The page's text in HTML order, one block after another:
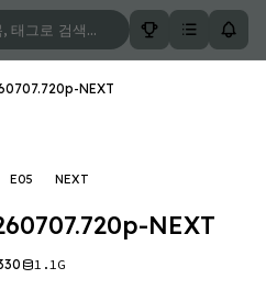
NEXT
E05 NEXT
NEXT
1.1G